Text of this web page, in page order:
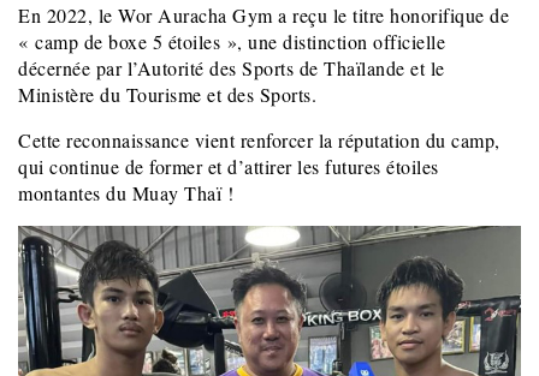
En 2022, le Wor Auracha Gym a reçu le titre honorifique de
« camp de boxe 5 étoiles », une distinction officielle
décernée par l’Autorité des Sports de Thaïlande et le
Ministère du Tourisme et des Sports.
Cette reconnaissance vient renforcer la réputation du camp,
qui continue de former et d’attirer les futures étoiles
montantes du Muay Thaï !